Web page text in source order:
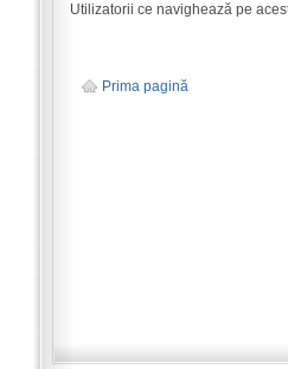
Utilizatorii ce navighează pe
Prima pagină